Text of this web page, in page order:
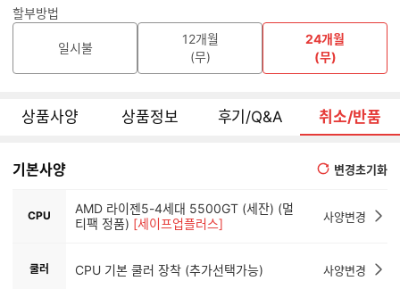
할부방법
일시불
12개월
(무)
24개월
(무)
상품사양 상품정보 후기/Q&A 취소/반품
기본사양 변경초기화
CPU
AMD 라이젠5-4세대 5500GT (세잔) (멀
티팩 정품) [세이프업플러스] 사양변경
쿨러 CPU 기본 쿨러 장착 (추가선택가능) 사양변경